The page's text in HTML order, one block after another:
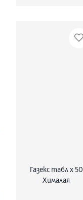
Газекс табл х 50
Хималая